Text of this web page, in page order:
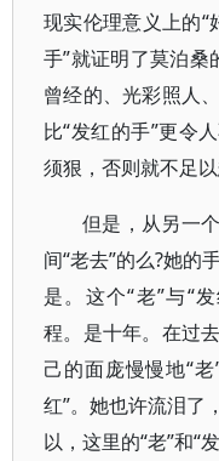
现实伦理意义上的“
手”就证明了莫泊桑
曾经的、光彩照人
比“发红的手”更令
须狠，否则就不足
但是，从另一
间“老去”的么?她的
是。这个“老”与“
程。是十年。在过
己的面庞慢慢地“
红”。她也许流泪了
以，这里的“老”和“